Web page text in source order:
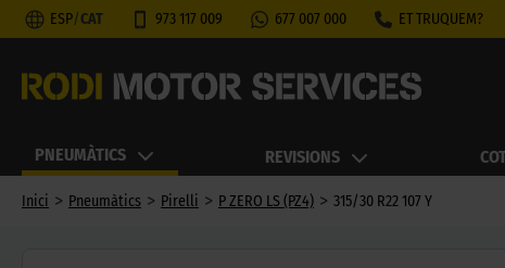
ESP/CAT 973 117 009 677 007 000 ET TRUQUEM?
PNEUMÀTICS REVISIONS
Inici > Pneumàtics > Pirelli > P ZERO LS (PZ4) > 315/30 R22 107 Y